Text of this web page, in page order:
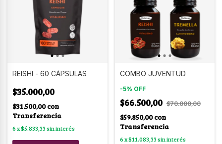
REISHI - 60 CÁPSULAS
$35.000,00
$31.500,00con
Transferencia
6x$5.833,33sin interés
COMBO JUVENTUD
-5% OFF
$66.500,00 $70.000,00
$59.850,00con
Transferencia
6x$11.083,33sin interés